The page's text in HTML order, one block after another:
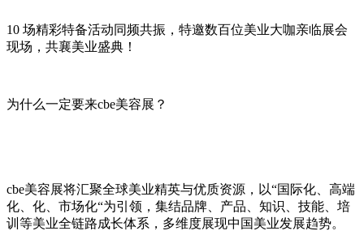
10 场精彩特备活动同频共振，特邀数百位美业大咖亲临展会
现场，共襄美业盛典！
为什么一定要来cbe美容展？
cbe美容展将汇聚全球美业精英与优质资源，以“国际化、高端
化、化、市场化“为引领，集结品牌、产品、知识、技能、培
训等美业全链路成长体系，多维度展现中国美业发展趋势。